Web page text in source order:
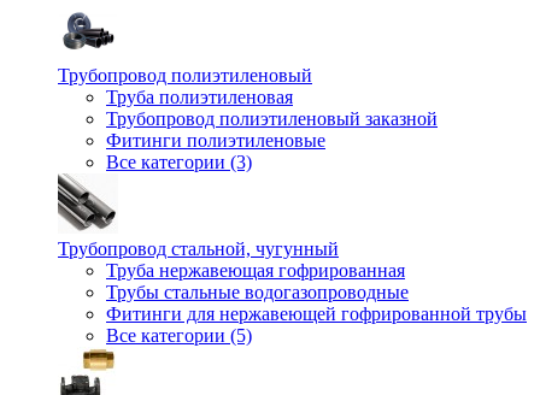
Трубопровод полиэтиленовый
Труба полиэтиленовая
Трубопровод полиэтиленовый заказной
Фитинги полиэтиленовые
Все категории (3)
Трубопровод стальной, чугунный
Труба нержавеющая гофрированная
Трубы стальные водогазопроводные
Фитинги для нержавеющей гофрированной трубы
Все категории (5)